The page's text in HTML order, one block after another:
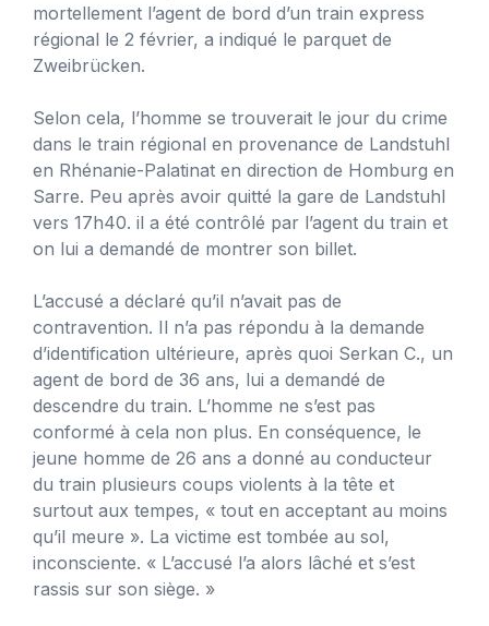
mortellement l’agent de bord d’un train express
régional le 2 février, a indiqué le parquet de
Zweibrücken.
Selon cela, l’homme se trouverait le jour du crime
dans le train régional en provenance de Landstuhl
en Rhénanie-Palatinat en direction de Homburg en
Sarre. Peu après avoir quitté la gare de Landstuhl
vers 17h40. il a été contrôlé par l’agent du train et
on lui a demandé de montrer son billet.
L’accusé a déclaré qu’il n’avait pas de
contravention. Il n’a pas répondu à la demande
d’identification ultérieure, après quoi Serkan C., un
agent de bord de 36 ans, lui a demandé de
descendre du train. L’homme ne s’est pas
conformé à cela non plus. En conséquence, le
jeune homme de 26 ans a donné au conducteur
du train plusieurs coups violents à la tête et
surtout aux tempes, « tout en acceptant au moins
qu’il meure ». La victime est tombée au sol,
inconsciente. « L’accusé l’a alors lâché et s’est
rassis sur son siège. »